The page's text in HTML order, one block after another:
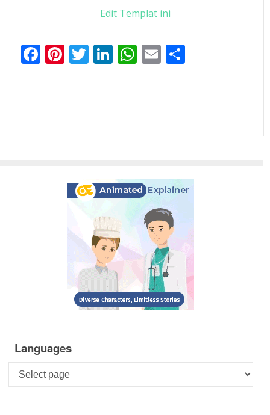
Edit Templat ini
Facebook
Pinterest
Twitter
LinkedIn
WhatsApp
Email
Languages
Languages